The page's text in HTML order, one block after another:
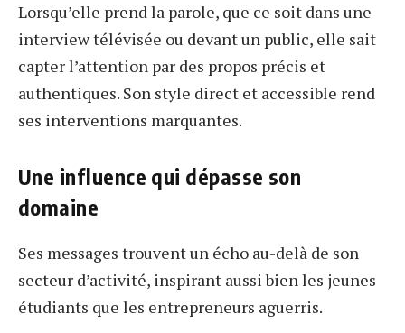
Lorsqu’elle prend la parole, que ce soit dans une
interview télévisée ou devant un public, elle sait
capter l’attention par des propos précis et
authentiques. Son style direct et accessible rend
ses interventions marquantes.
Une influence qui dépasse son
domaine
Ses messages trouvent un écho au-delà de son
secteur d’activité, inspirant aussi bien les jeunes
étudiants que les entrepreneurs aguerris.